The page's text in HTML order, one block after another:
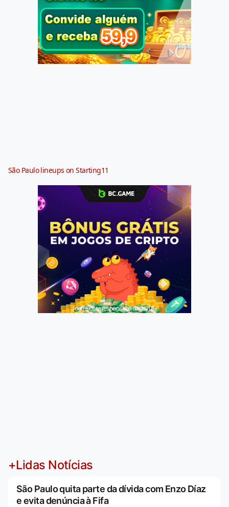
São Paulo lineups on Starting11
Jogue com responsabilidade. 18+
+Lidas Notícias
São Paulo quita parte da dívida com Enzo Díaz
e evita denúncia à Fifa